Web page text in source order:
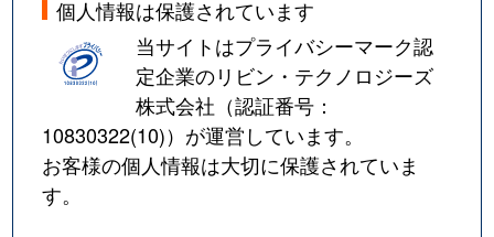
個人情報は保護されています
当サイトはプライバシーマーク認
定企業のリビン・テクノロジーズ
株式会社（認証番号：
10830322(10)）が運営しています。
お客様の個人情報は大切に保護されていま
す。